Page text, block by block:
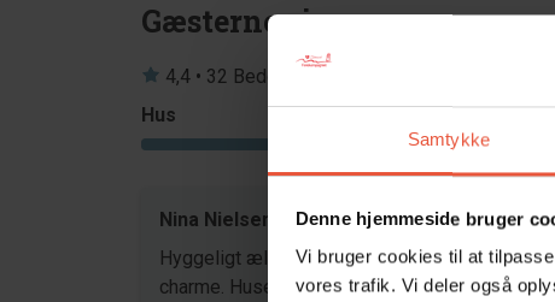
Samtykke
Denne hjemmeside bruger
Vi bruger cookies til at
vores trafik. Vi deler også
Gæsterne siger
4,4 • 32 Bedømmelser
Hus
Grund
Nina Nielsen
jul 2026
Hyggeligt ældre sommerhus med masser af
charme. Huset har alt, hvad man har brug for,